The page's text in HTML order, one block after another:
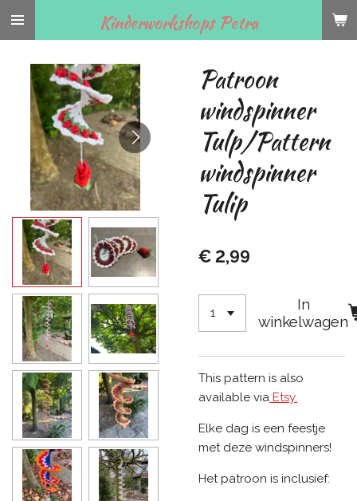
Ga
hoofdinhoud
Kinderworkshops Petra
Patroon
windspinner
Tulp/Pattern
windspinner
Tulip
€ 2,99
In
winkelwagen
This pattern is also
available via Etsy.
Elke dag is een feestje
met deze windspinners!
Het patroon is inclusief: